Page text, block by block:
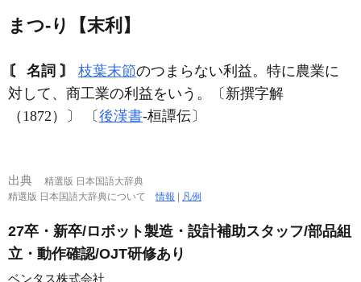
まつ‐り【末利】
〘 名詞 〙 枝葉末節のつまらない利益。特に農業に
対して、商工業の利益をいう。〔新撰字解
（1872）〕 〔後漢書‐桓譚伝〕
出典
精選版 日本国語大辞典
精選版 日本国語大辞典について情報 | 凡例
27卒・新卒/ロボット製造・設計補助スタッフ/部品組
立・動作確認/OJT研修あり
ベンタス株式会社